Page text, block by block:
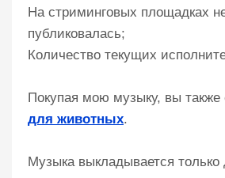
На стриминговых площадках
публиковалась;
Количество текущих
Покупая мою музыку, вы также
для животных.
Музыка выкладывается только